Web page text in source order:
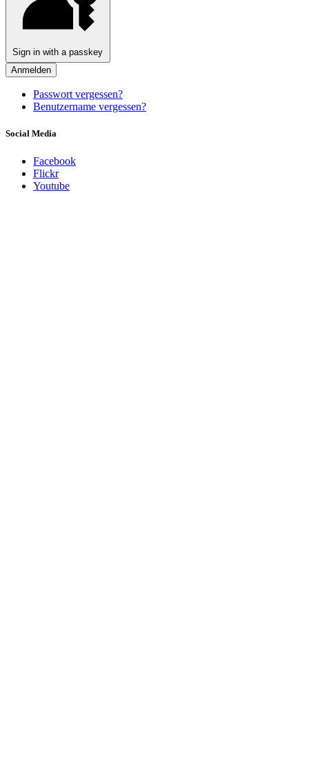
Sign in with a passkey
Anmelden
Passwort vergessen?
Benutzername vergessen?
Social Media
Facebook
Flickr
Youtube